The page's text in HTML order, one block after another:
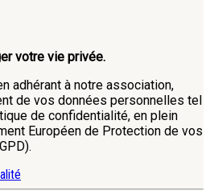
votre vie privée.
adhérant à notre association,
de vos données personnelles tel
de confidentialité, en plein
Européen de Protection de vos